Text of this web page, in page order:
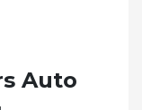
Auto